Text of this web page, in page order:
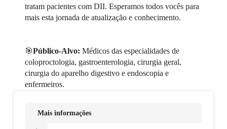
tratam pacientes com DII. Esperamos todos vocês para
mais esta jornada de atualização e conhecimento.
🎯Público-Alvo: Médicos das especialidades de
coloproctologia, gastroenterologia, cirurgia geral,
cirurgia do aparelho digestivo e endoscopia e
enfermeiros.
Mais informações